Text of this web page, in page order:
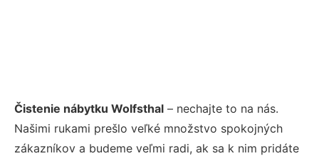
Čistenie nábytku Wolfsthal – nechajte to na nás.
Našimi rukami prešlo veľké množstvo spokojných
zákazníkov a budeme veľmi radi, ak sa k nim pridáte